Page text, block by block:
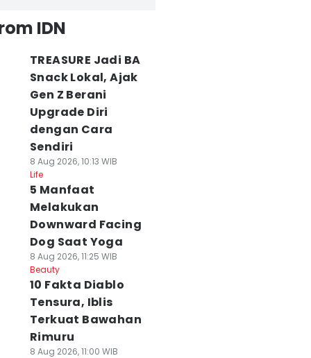
IDN
TREASURE Jadi BA
Snack Lokal, Ajak
Gen Z Berani
Upgrade Diri
dengan Cara
Sendiri
8 Aug 2026, 10:13 WIB
Life
5 Manfaat
Melakukan
Downward Facing
Dog Saat Yoga
8 Aug 2026, 11:25 WIB
Beauty
10 Fakta Diablo
Tensura, Iblis
Terkuat Bawahan
Rimuru
8 Aug 2026, 11:00 WIB